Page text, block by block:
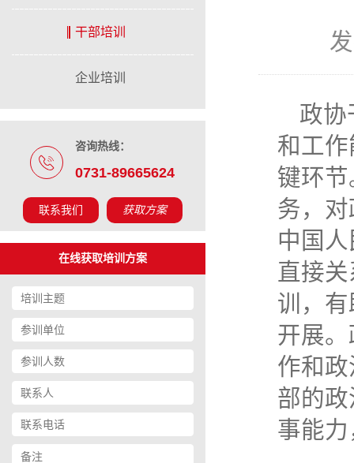
干部培训
企业培训
咨询热线：
0731-89665624
联系我们 获取方案
在线获取培训方案
政协
和工
键环
务，
中国
直接
训，
开展
作和
部的
事能